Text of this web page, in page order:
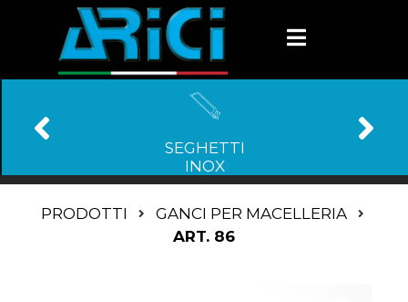
SEGHETTI
INOX
PRODOTTI
GANCI PER MACELLERIA
ART. 86